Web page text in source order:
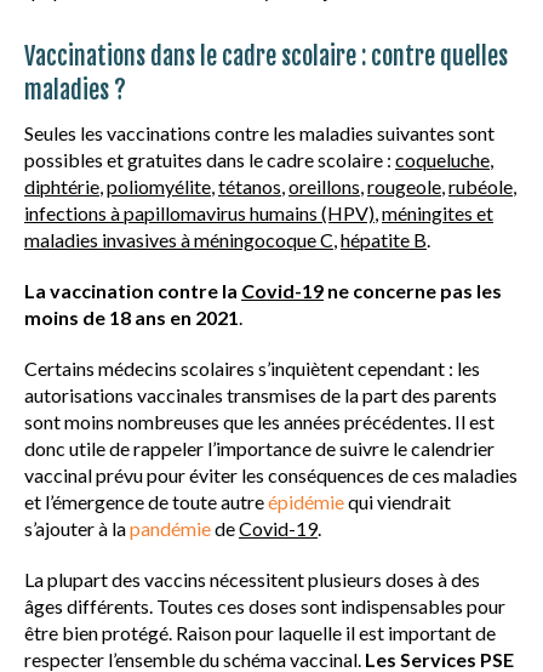
Vaccinations dans le cadre scolaire : contre quelles
maladies ?
Seules les vaccinations contre les maladies suivantes sont
possibles et gratuites dans le cadre scolaire : coqueluche,
diphtérie,poliomyélite,tétanos,oreillons,rougeole,rubéole,
infections à papillomavirus humains (HPV),méningites et
maladies invasives à méningocoque C,hépatite B.
La vaccination contre la Covid-19 ne concerne pas les
moins de 18 ans en 2021.
Certains médecins scolaires s’inquiètent cependant : les
autorisations vaccinales transmises de la part des parents
sont moins nombreuses que les années précédentes. Il est
donc utile de rappeler l’importance de suivre le calendrier
vaccinal prévu pour éviter les conséquences de ces maladies
et l’émergence de toute autreépidémiequi viendrait
s’ajouter à lapandémiedeCovid-19.
La plupart des vaccins nécessitent plusieurs doses à des
âges différents. Toutes ces doses sont indispensables pour
être bien protégé. Raison pour laquelle il est important de
respecter l’ensemble du schéma vaccinal. Les Services PSE